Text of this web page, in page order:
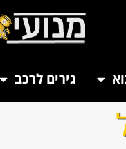
גירים לרכב